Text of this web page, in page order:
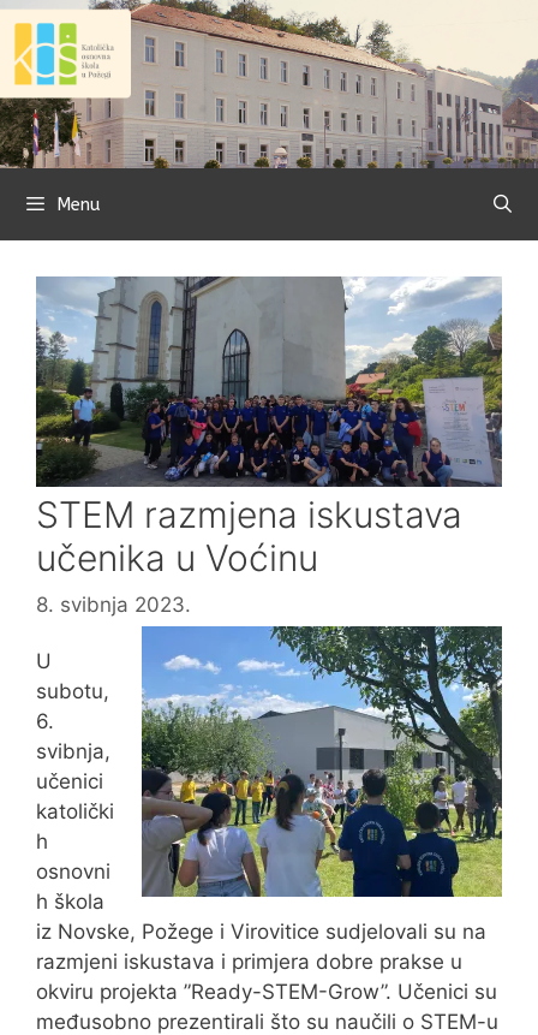
Preskoči
sadržaj
Menu
STEM razmjena iskustava
učenika u Voćinu
8. svibnja 2023.
U
subotu,
6.
svibnja,
učenici
katolički
h
osnovni
h škola
iz Novske, Požege i Virovitice sudjelovali su na
razmjeni iskustava i primjera dobre prakse u
okviru projekta ”Ready-STEM-Grow”. Učenici su
međusobno prezentirali što su naučili o STEM-u